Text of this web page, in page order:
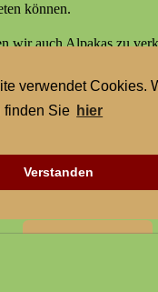
verwendet Cookies.
finden Sie hier
Verstanden
können.
wir auch Alpakas zu
Alpakaseife oder
und außerdem kleine
Aktivitäten mit
Aber statt einer
Mal anders erleben und
Löningen.